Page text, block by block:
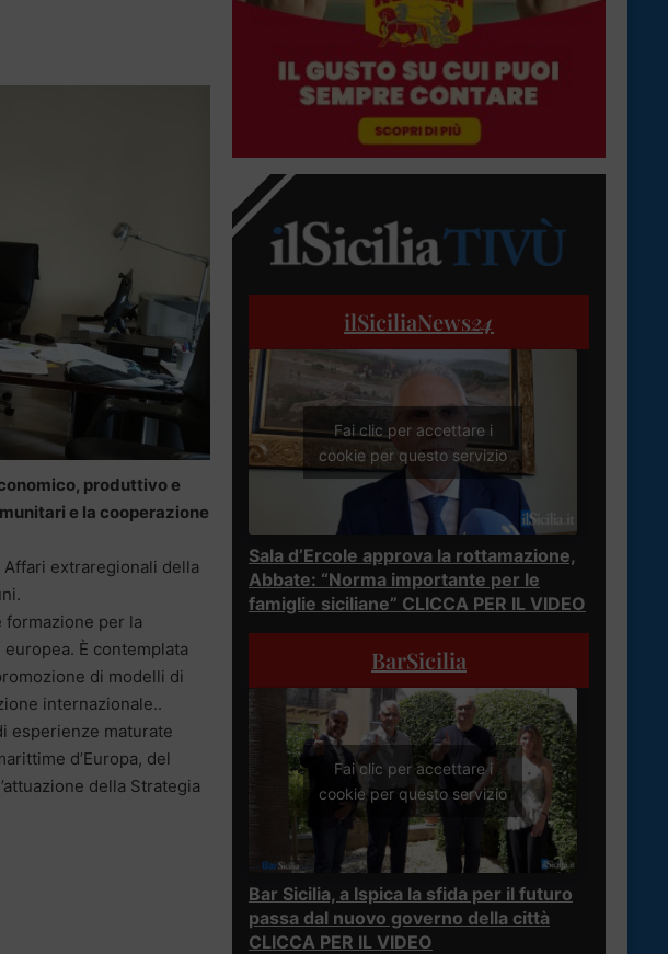
produttivo e
e la cooperazione
extraregionali della
formazione per la
È contemplata
di modelli di
internazionale..
esperienze maturate
d’Europa, del
della Strategia
ilSiciliaNews24
Fai clic per accettare i
cookie per questo servizio
Sala d’Ercole approva la rottamazione,
Abbate: “Norma importante per le
famiglie siciliane” CLICCA PER IL VIDEO
BarSicilia
Fai clic per accettare i
cookie per questo servizio
Bar Sicilia, a Ispica la sfida per il futuro
passa dal nuovo governo della città
CLICCA PER IL VIDEO